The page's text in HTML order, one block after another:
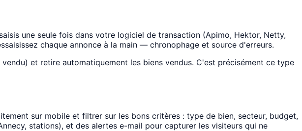
une seule fois dans votre logiciel de transaction (Apimo, Hektor, Netty,
chaque annonce à la main — chronophage et source d'erreurs.
et retire automatiquement les biens vendus. C'est précisément ce type
sur mobile et filtrer sur les bons critères : type de bien, secteur, budget,
stations), et des alertes e-mail pour capturer les visiteurs qui ne